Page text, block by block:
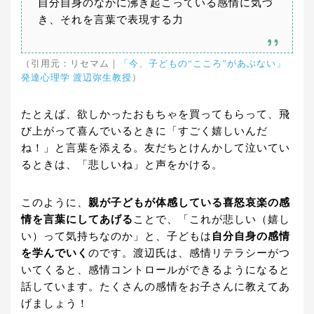
自分自身のなかに沸き起こっている感情に気づ
き、それを言葉で表現する力
（引用元：リセマム｜
「今、子どもの“こころ”があぶない」
発達心理学 渡辺弥生教授 ）
たとえば、欲しかったおもちゃを買ってもらって、飛
び上がって喜んでいるときに「すごく嬉しいんだ
ね！」と言葉を添える。友だちとけんかして泣いてい
るときは、「悲しいね」と声をかける。
このように、 親が子どもが体感している喜怒哀楽の感
情を言葉にしてあげる ことで、「これが悲しい（嬉し
い）って気持ちなのか」と、子どもは 自分自身の感情
を学んでいく のです。渡辺氏は、感情リテラシーがつ
いてくると、感情コントロールができるようになると
話しています。たくさんの感情をお子さんに教えてあ
げましょう！